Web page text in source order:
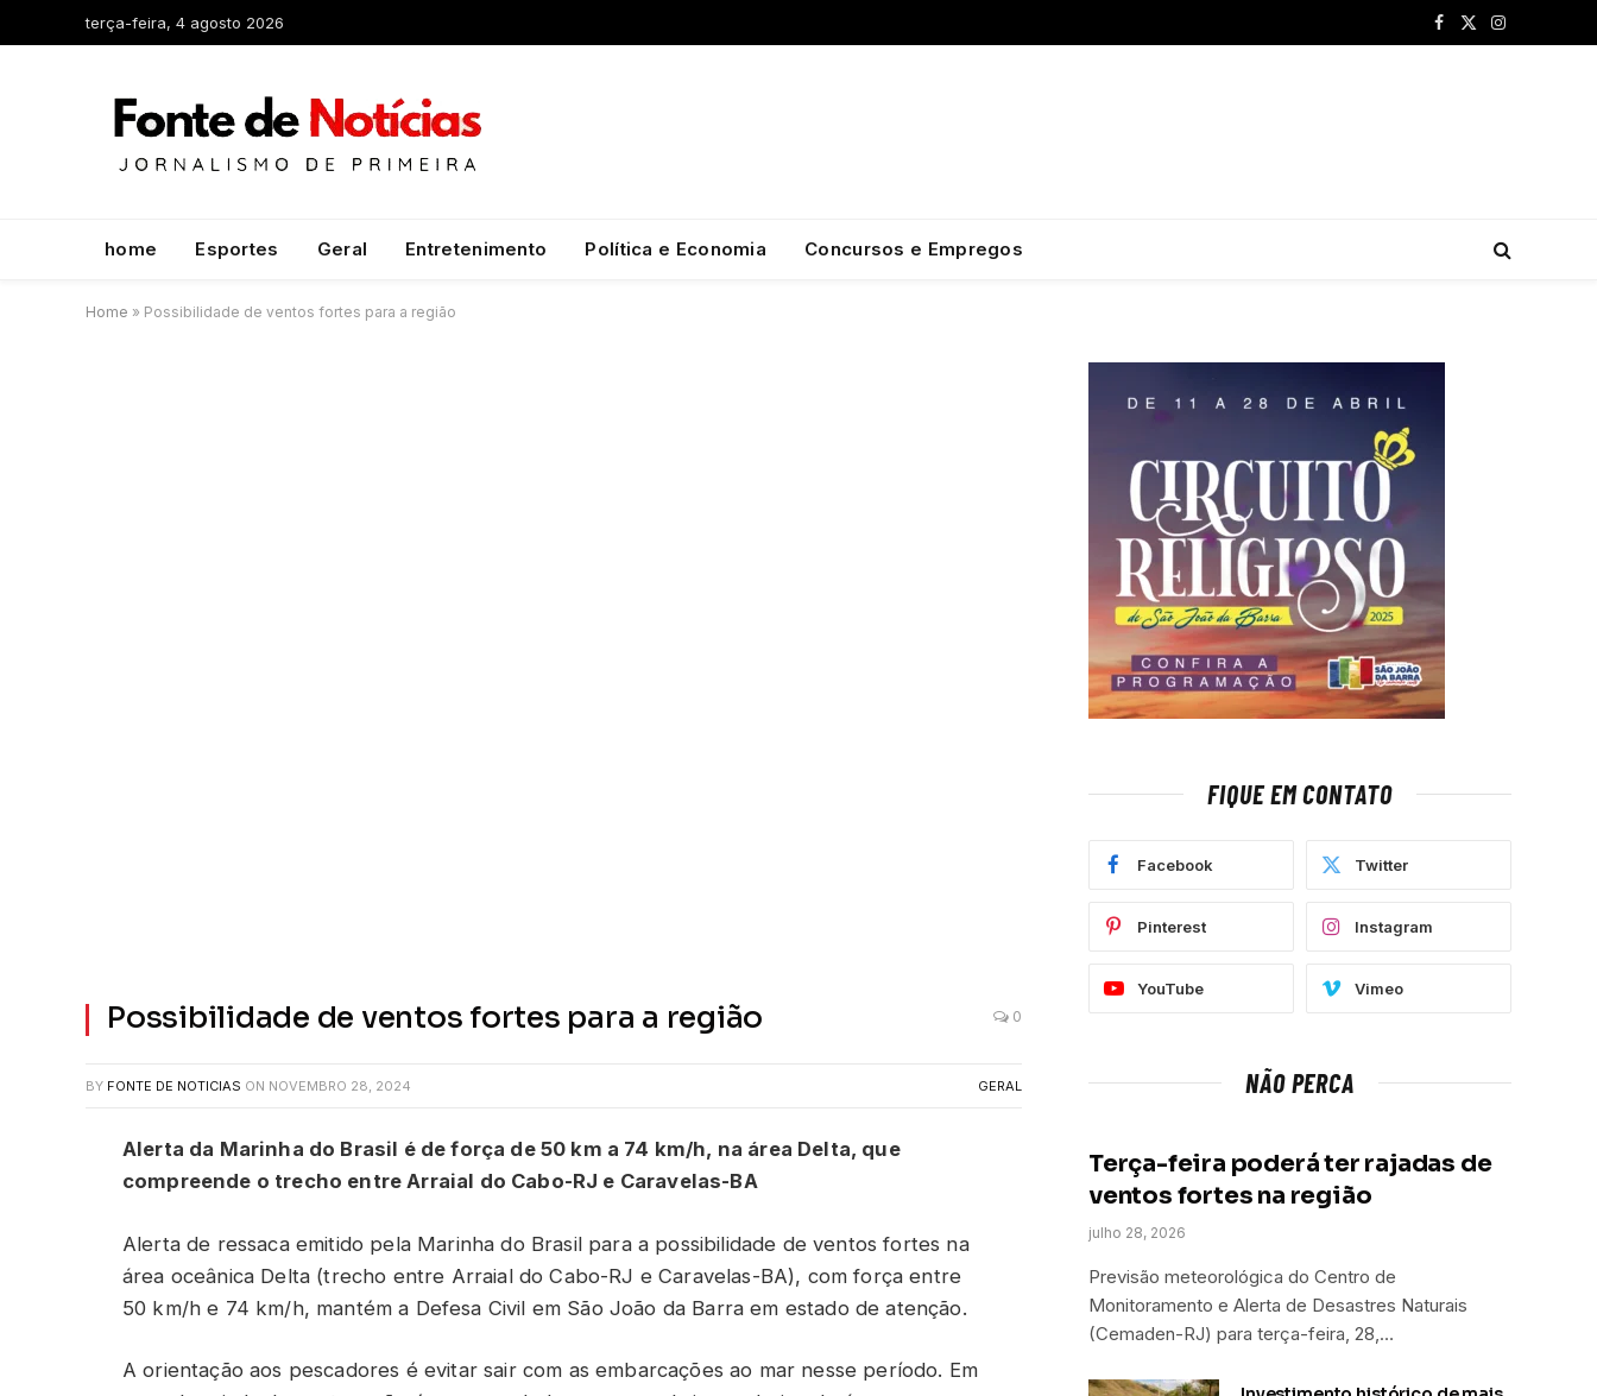
terça-feira, 4 agosto 2026
Facebook
X
Instagram
home Esportes Geral Entretenimento Política e Economia Concursos e Empregos
Home » Possibilidade de ventos fortes para a região
Possibilidade de ventos fortes para a região 0
BY FONTE DE NOTICIAS ON NOVEMBRO 28, 2024 GERAL
Alerta da Marinha do Brasil é de força de 50 km a 74 km/h, na área Delta, que
compreende o trecho entre Arraial do Cabo-RJ e Caravelas-BA
Alerta de ressaca emitido pela Marinha do Brasil para a possibilidade de ventos fortes na
área oceânica Delta (trecho entre Arraial do Cabo-RJ e Caravelas-BA), com força entre
50 km/h e 74 km/h, mantém a Defesa Civil em São João da Barra em estado de atenção.
A orientação aos pescadores é evitar sair com as embarcações ao mar nesse período. Em
FIQUE EM CONTATO
Facebook Twitter
Pinterest Instagram
YouTube Vimeo
NÃO PERCA
Terça-feira poderá ter rajadas de
ventos fortes na região
julho 28, 2026
Previsão meteorológica do Centro de
Monitoramento e Alerta de Desastres Naturais
(Cemaden-RJ) para terça-feira, 28,…